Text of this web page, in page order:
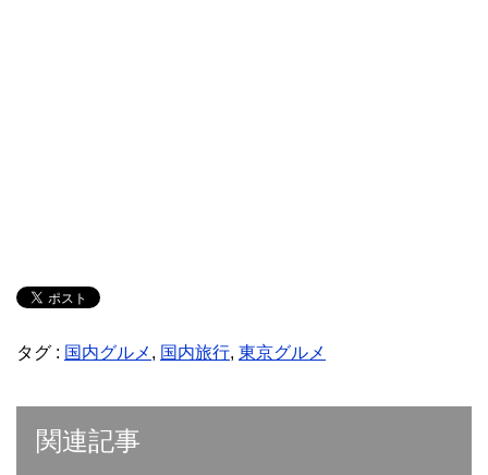
タグ : 国内グルメ , 国内旅行, 東京グルメ
関連記事